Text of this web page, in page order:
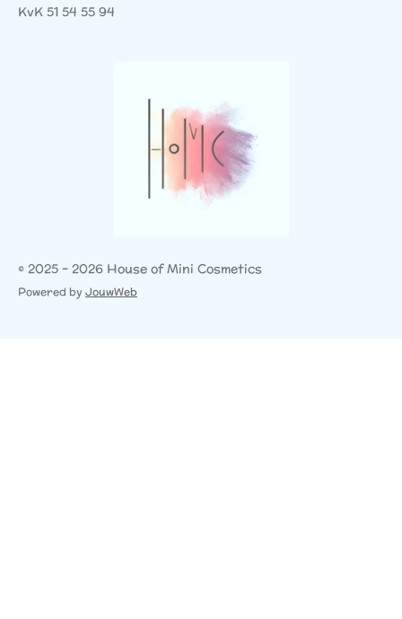
KvK 51 54 55 94
© 2025 - 2026 House of Mini Cosmetics
Powered by JouwWeb